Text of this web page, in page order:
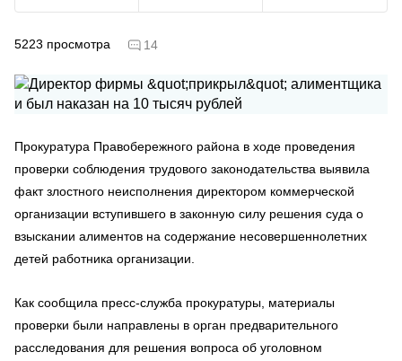
5223 просмотра 14
Прокуратура Правобережного района в ходе проведения
проверки соблюдения трудового законодательства выявила
факт злостного неисполнения директором коммерческой
организации вступившего в законную силу решения суда о
взыскании алиментов на содержание несовершеннолетних
детей работника организации.
Как сообщила пресс-служба прокуратуры, материалы
проверки были направлены в орган предварительного
расследования для решения вопроса об уголовном